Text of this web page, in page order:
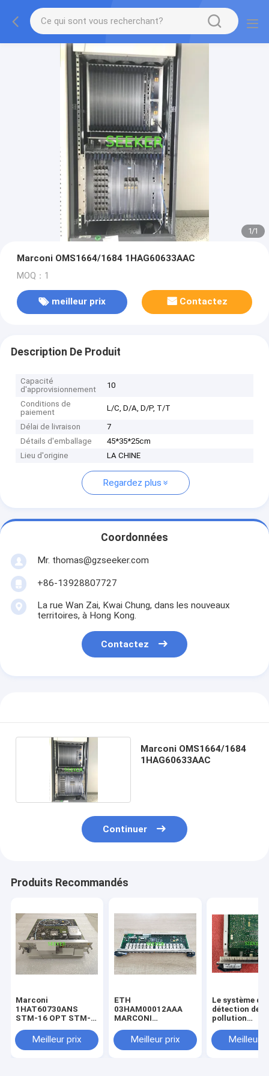
1/1
Marconi OMS1664/1684 1HAG60633AAC
MOQ：1
meilleur prix Contactez
Description De Produit
Capacité
d'approvisionnement
10
Conditions de
paiement
L/C, D/A, D/P, T/T
Délai de livraison
7
Détails d'emballage
45*35*25cm
Lieu d'origine
LA CHINE
Regardez plus
Coordonnées
Mr. thomas@gzseeker.com
+86-13928807727
La rue Wan Zai, Kwai Chung, dans les nouveaux
territoires, à Hong Kong.
Contactez
Marconi OMS1664/1684
1HAG60633AAC
Continuer
Produits Recommandés
Marconi
1HAT60730ANS
STM-16 OPT STM-
Meilleur prix
ETH
03HAM00012AAA
MARCONI
Meilleur prix
Le système de
détection de la
pollution
être utilisé
détection de la
Meilleur